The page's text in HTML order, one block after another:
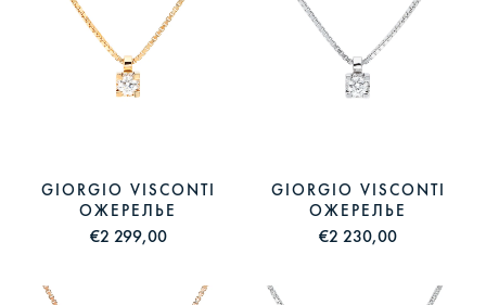
GIORGIO VISCONTI
ОЖЕРЕЛЬЕ
€2 299,00
GIORGIO VISCONTI
ОЖЕРЕЛЬЕ
€2 230,00